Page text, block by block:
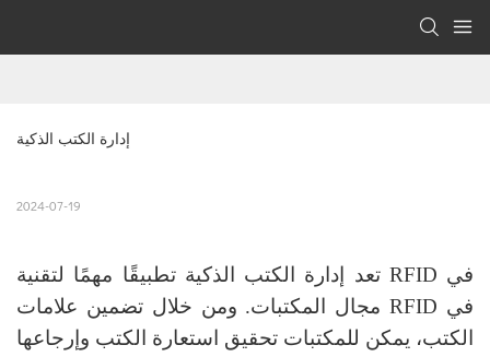
إدارة الكتب الذكية
2024-07-19
تعد إدارة الكتب الذكية تطبيقًا مهمًا لتقنية RFID في
مجال المكتبات. ومن خلال تضمين علامات RFID في
الكتب، يمكن للمكتبات تحقيق استعارة الكتب وإرجاعها